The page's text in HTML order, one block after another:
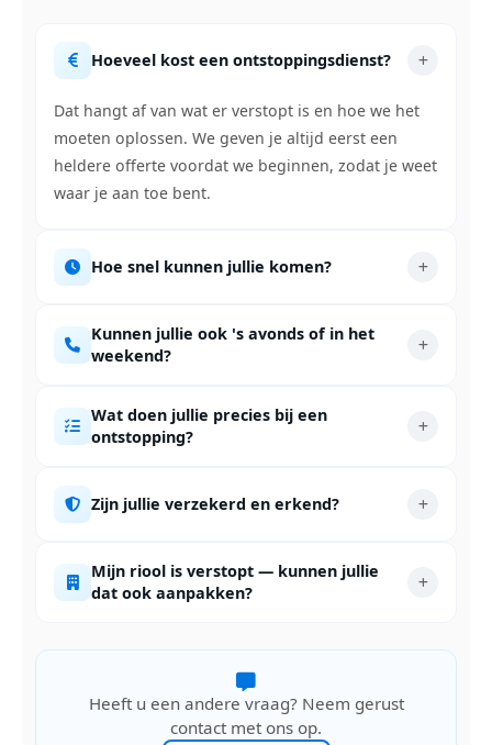
Hoeveel kost een ontstoppingsdienst?
Dat hangt af van wat er verstopt is en hoe we het
moeten oplossen. We geven je altijd eerst een
heldere offerte voordat we beginnen, zodat je weet
waar je aan toe bent.
Hoe snel kunnen jullie komen?
Kunnen jullie ook 's avonds of in het
weekend?
Wat doen jullie precies bij een
ontstopping?
Zijn jullie verzekerd en erkend?
Mijn riool is verstopt — kunnen jullie
dat ook aanpakken?
Heeft u een andere vraag? Neem gerust
contact met ons op.